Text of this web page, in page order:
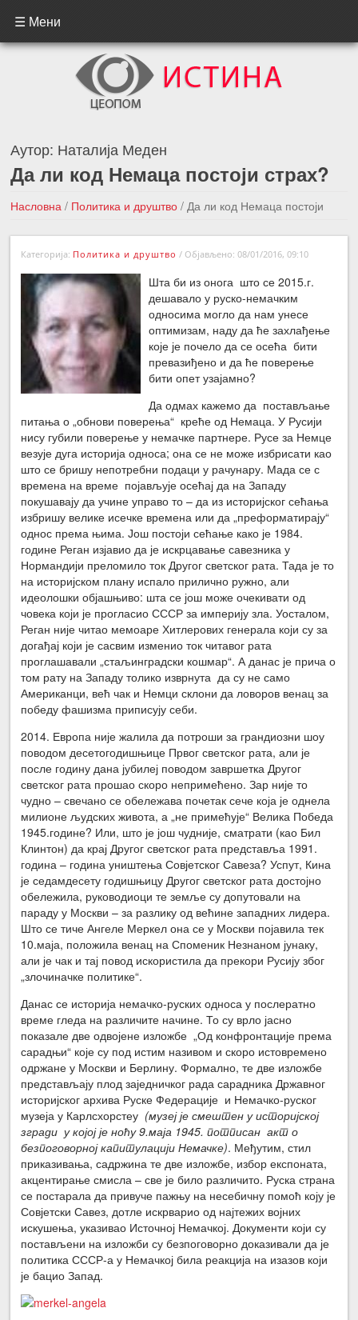
☰ Мени
Аутор: Наталија Меден
Да ли код Немаца постоји страх?
Насловна / Политика и друштво / Да ли код Немаца постоји
страх?
←Претходна вест
Следећа вест →
Категорија: Политика и друштво / Објављено: 08/01/2016, 09:10
Шта би из онога што се 2015.г.
дешавало у руско-немачким
односима могло да нам унесе
оптимизам, наду да ће захлађење
које је почело да се осећа бити
превазиђено и да ће поверење
бити опет узајамно?
Да одмах кажемо да постављање
питања о „обнови поверења“ креће од Немаца. У Русији
нису губили поверење у немачке партнере. Русе за Немце
везује дуга историја односа; она се не може избрисати као
што се бришу непотребни подаци у рачунару. Мада се с
времена на време појављује осећај да на Западу
покушавају да учине управо то – да из историјског сећања
избришу велике исечке времена или да „преформатирају“
однос према њима. Још постоји сећање како је 1984.
године Реган изјавио да је искрцавање савезника у
Нормандији преломило ток Другог светског рата. Тада је то
на историјском плану испало прилично ружно, али
идеолошки објашњиво: шта се још може очекивати од
човека који је прогласио СССР за империју зла. Уосталом,
Реган није читао мемоаре Хитлерових генерала који су за
догађај који је сасвим изменио ток читавог рата
проглашавали „стаљинградски кошмар“. А данас је прича о
том рату на Западу толико изврнута да су не само
Американци, већ чак и Немци склони да ловоров венац за
победу фашизма приписују себи.
2014. Европа није жалила да потроши за грандиозни шоу
поводом десетогодишњице Првог светског рата, али је
после годину дана јубилеј поводом завршетка Другог
светског рата прошао скоро непримећено. Зар није то
чудно – свечано се обележава почетак сече која је однела
милионе људских живота, а „не примећује“ Велика Победа
1945.године? Или, што је још чудније, сматрати (као Бил
Клинтон) да крај Другог светског рата представља 1991.
година – година уништења Совјетског Савеза? Успут, Кина
је седамдесету годишњицу Другог светског рата достојно
обележила, руководиоци те земље су допутовали на
параду у Москви – за разлику од већине западних лидера.
Што се тиче Ангеле Меркел она се у Москви појавила тек
10.маја, положила венац на Споменик Незнаном јунаку,
али је чак и тај повод искористила да прекори Русију због
„злочиначке политике“.
Данас се историја немачко-руских односа у послератно
време гледа на различите начине. То су врло јасно
показале две одвојене изложбе „Од конфронтације према
сарадњи“ које су под истим називом и скоро истовремено
одржане у Москви и Берлину. Формално, те две изложбе
представљају плод заједничког рада сарадника Државног
историјског архива Руске Федерације и Немачко-руског
музеја у Карлсхорстеу (музеј је смештен у историјској
згради у којој је ноћу 9.маја 1945. потписан акт о
безпоговорној капитулацији Немачке). Међутим, стил
приказивања, садржина те две изложбе, избор експоната,
акцентирање смисла – све је било различито. Руска страна
се постарала да привуче пажњу на несебичну помоћ коју је
Совјетски Савез, дотле искрварио од најтежих војних
искушења, указивао Источној Немачкој. Документи који су
постављени на изложби су безпоговорно доказивали да је
политика СССР-а у Немачкој била реакција на изазов који
је бацио Запад.